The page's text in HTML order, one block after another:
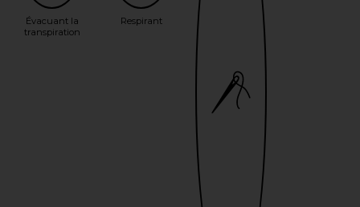
Évacuant la
transpiration
Respirant